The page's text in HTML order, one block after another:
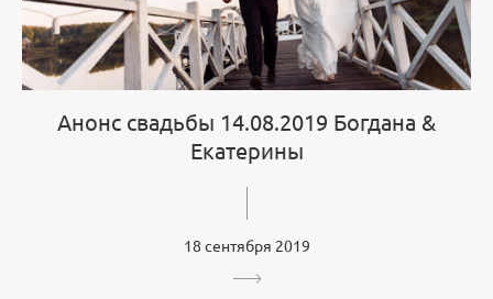
Анонс свадьбы 14.08.2019 Богдана &
Екатерины
18 сентября 2019